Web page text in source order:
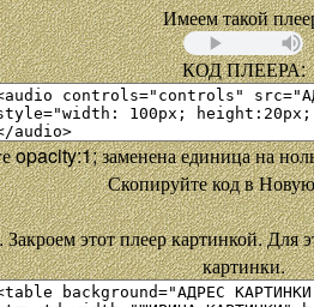
Имеем такой
КОД ПЛЕЕРА:
opacity:1; заменена единица на
Скопируйте код в
этот плеер картинкой. Для
картинки.